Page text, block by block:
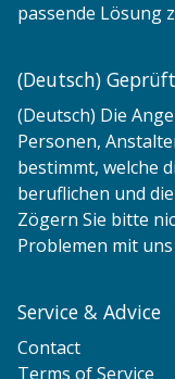
passende Lösung
Service & Advice
Contact
Terms of Service
(Deutsch)
(Deutsch) Die
Personen,
bestimmt, welche
beruflichen und
Zögern Sie bitte
Problemen mit